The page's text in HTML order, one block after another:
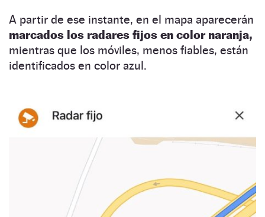
A partir de ese instante, en el mapa aparecerán
marcados los radares fijos en color naranja,
mientras que los móviles, menos fiables, están
identificados en color azul.